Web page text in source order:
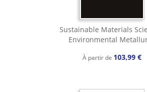
Sustainable Materials
Environmental
À partir de 103,99 €